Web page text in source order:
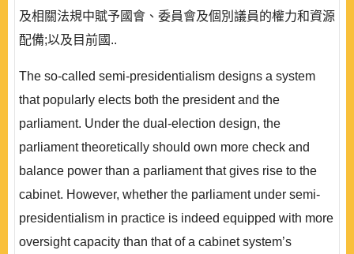
及相關法規中賦予國會、委員會及個別議員的權力和資源
配備;以及目前國..
The so-called semi-presidentialism designs a system
that popularly elects both the president and the
parliament. Under the dual-election design, the
parliament theoretically should own more check and
balance power than a parliament that gives rise to the
cabinet. However, whether the parliament under semi-
presidentialism in practice is indeed equipped with more
oversight capacity than that of a cabinet system’s